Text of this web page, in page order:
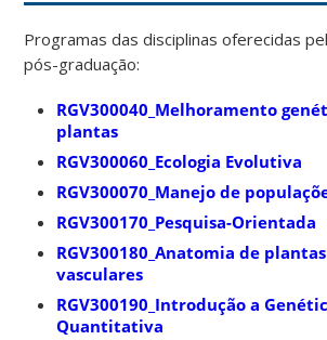
Programas das disciplinas oferecidas
pós-graduação:
RGV300040_Melhoramento
plantas
RGV300060_Ecologia Evolutiva
RGV300070_Manejo de
RGV300170_Pesquisa-Orientada
RGV300180_Anatomia de plantas
vasculares
RGV300190_Introdução a
Quantitativa